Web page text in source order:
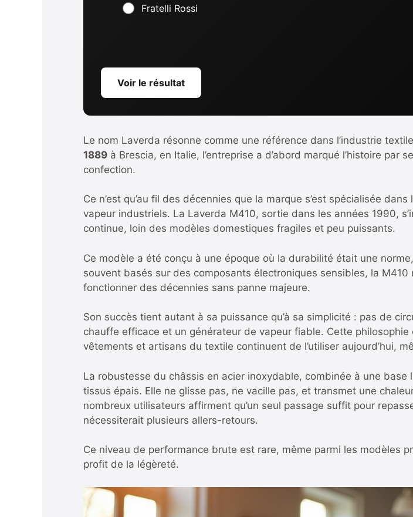
Fratelli Rossi
Voir le résultat
Le nom Laverda résonne comme une référence dans l’industrie
1889 à Brescia, en Italie, l’entreprise a d’abord marqué l’histoire
confection.
Ce n’est qu’au fil des décennies que la marque s’est spécialisée
vapeur industriels. La Laverda M410, sortie dans les années 1990,
continue, loin des modèles domestiques fragiles et peu puissants.
Ce modèle a été conçu à une époque où la durabilité était une
souvent basés sur des composants électroniques sensibles, la
fonctionner des décennies sans panne majeure.
Son succès tient autant à sa puissance qu’à sa simplicité : pas de
chauffe efficace et un générateur de vapeur fiable. Cette
vêtements et artisans du textile continuent de l’utiliser aujourd’hui,
La robustesse du châssis en acier inoxydable, combinée à une
tissus épais. Elle ne glisse pas, ne vacille pas, et transmet une
nombreux utilisateurs affirment qu’un seul passage suffit pour
nécessiterait plusieurs allers-retours.
Ce niveau de performance brute est rare, même parmi les modèles
profit de la légèreté.